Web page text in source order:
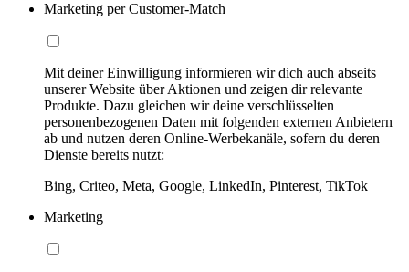
Marketing per Customer-Match
Mit deiner Einwilligung informieren wir dich auch abseits
unserer Website über Aktionen und zeigen dir relevante
Produkte. Dazu gleichen wir deine verschlüsselten
personenbezogenen Daten mit folgenden externen Anbietern
ab und nutzen deren Online-Werbekanäle, sofern du deren
Dienste bereits nutzt:
Bing, Criteo, Meta, Google, LinkedIn, Pinterest, TikTok
Marketing